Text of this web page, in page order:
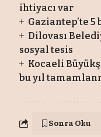
ihtiyacı var
Gaziantep’te
Dilovası
sosyal tesis
Kocaeli
bu yıl
Sonra Oku